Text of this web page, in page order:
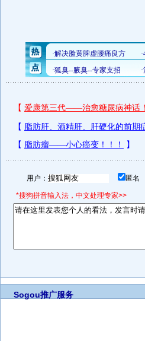
用户： 匿名
*搜狗拼音输入法，中文处理专家>>
Sogou推广服务